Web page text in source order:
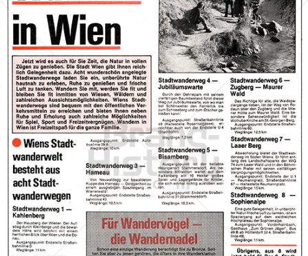
Stadt Wien STADT WIEN PID 1985